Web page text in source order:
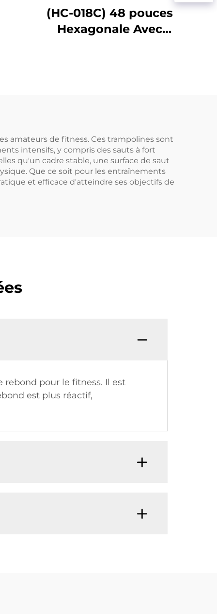
(HC-018C) 48 pouces
Hexagonale Avec
amateurs de fitness. Ces trampolines sont
intensifs, y compris des sauts à fort
qu'un cadre stable, une surface de saut
Que ce soit pour les entraînements
et efficace d'atteindre ses objectifs de
pour le fitness. Il est
est plus réactif,